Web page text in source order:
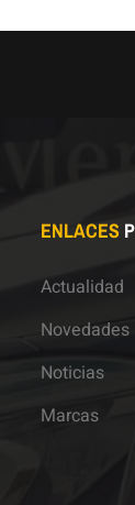
ENLACES
Actualidad
Novedades
Noticias
Marcas